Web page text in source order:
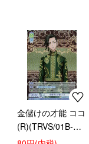
金儲けの才能 ココ
(R)(TRVS/01B-
025)